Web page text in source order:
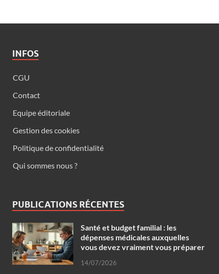
INFOS
CGU
Contact
Equipe éditoriale
Gestion des cookies
Politique de confidentialité
Qui sommes nous ?
PUBLICATIONS RÉCENTES
Santé et budget familial : les
dépenses médicales auxquelles
vous devez vraiment vous préparer
14/07/2026